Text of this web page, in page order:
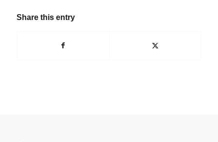
Share this entry